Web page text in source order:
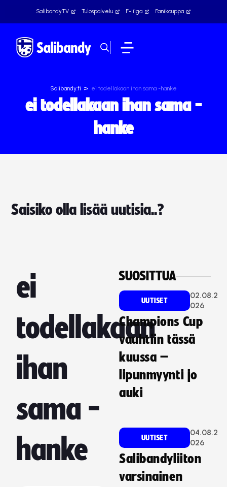
SalibandyTV Tulospalvelu F-liiga Fanikauppa
Salibandy.fi > ei todellakaan ihan sama -hanke
ei todellakaan ihan sama -
hanke
Saisiko olla lisää uutisia..?
ei
todellakaan
ihan
sama -
hanke
SUOSITTUA
UUTISET
02.08.2
026
Champions Cup
vauhtiin tässä
kuussa –
lipunmyynti jo
auki
UUTISET
04.08.2
026
Salibandyliiton
varsinainen